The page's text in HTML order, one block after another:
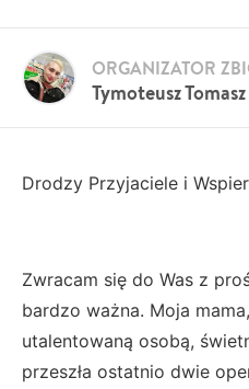
Tymoteusz
ORGANIZATOR
Drodzy Przyjaciele i
Zwracam się do Was z
bardzo ważna. Moja
utalentowaną osobą,
przeszła ostatnio dwie